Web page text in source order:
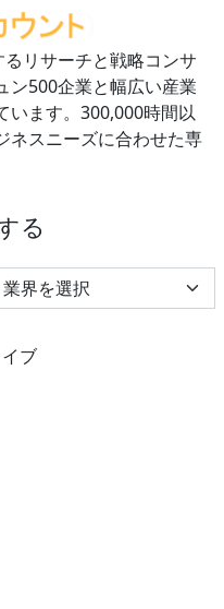
リサーチと戦略コンサ
ン500企業と幅広い産業
います。300,000時間以
ネスニーズに合わせた専
る
Select Industry
ブ